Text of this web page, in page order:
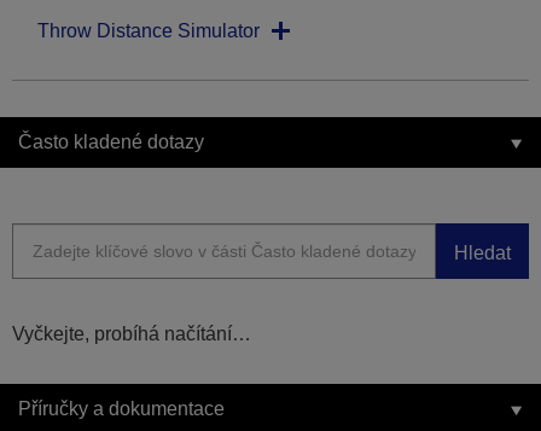
Throw Distance Simulator
Často kladené dotazy
Hledat
Vyčkejte, probíhá načítání…
Příručky a dokumentace